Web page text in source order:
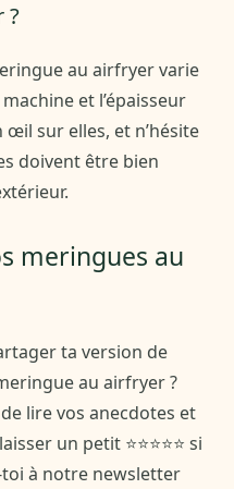
?
au airfryer varie
et l’épaisseur
sur elles, et n’hésite
doivent être bien
meringues au
ta version de
au airfryer ?
lire vos anecdotes et
un petit ⭐⭐⭐⭐⭐ si
toi à notre newsletter